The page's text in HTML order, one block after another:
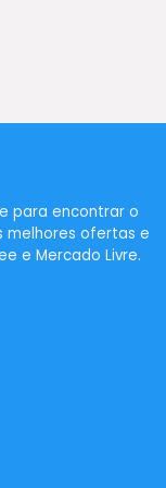
para encontrar o
melhores ofertas e
e Mercado Livre.